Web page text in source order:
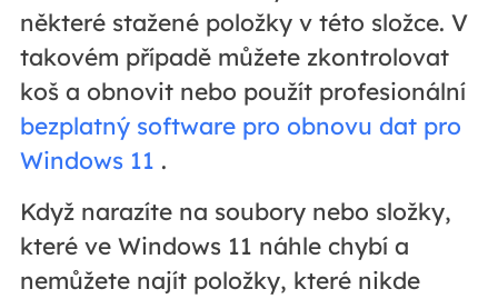
některé stažené položky v této složce. V
takovém případě můžete zkontrolovat
koš a obnovit nebo použít profesionální
bezplatný software pro obnovu dat pro
Windows 11 .
Když narazíte na soubory nebo složky,
které ve Windows 11 náhle chybí a
nemůžete najít položky, které nikde